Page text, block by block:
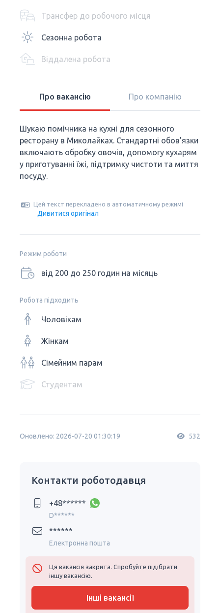
Трансфер до робочого місця
Сезонна робота
Віддалена робота
Про вакансію Про компанію
Шукаю помічника на кухні для сезонного
ресторану в Миколайках. Стандартні обов'язки
включають обробку овочів, допомогу кухарям
у приготуванні їжі, підтримку чистоти та миття
посуду.
Цей текст перекладено в автоматичному режимі
Дивитися оригінал
Режим роботи
від 200 до 250 годин на місяць
Робота підходить
Чоловікам
Жінкам
Сімейним парам
Студентам
Оновлено: 2026-07-20 01:30:19 532
Контакти роботодавця
+48******
D******
******
Електронна пошта
Ця вакансія закрита. Спробуйте підібрати
іншу вакансію.
Інші вакансії